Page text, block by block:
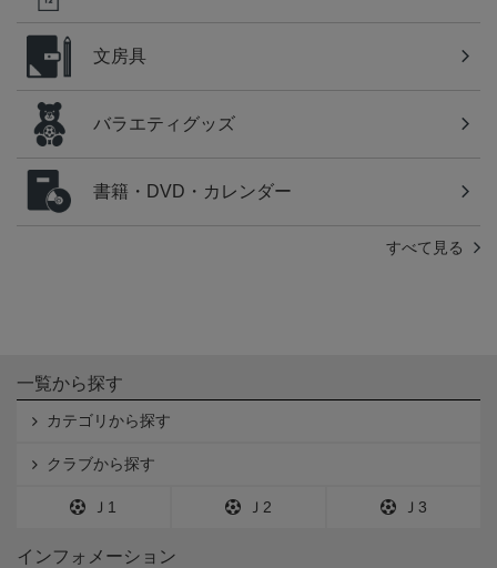
文房具
バラエティグッズ
書籍・DVD・カレンダー
すべて見る
一覧から探す
カテゴリから探す
クラブから探す
Ｊ1 Ｊ2 Ｊ3
インフォメーション